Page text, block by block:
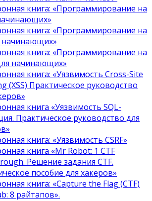
книга: «Программирование на
книга: «Программирование на
начинающих»
книга: «Программирование на
начинающих»
книга: «Уязвимость Cross-Site
(XSS) Практическое руководство
книга «Уязвимость SQL-
Практическое руководство для
книга: «Уязвимость CSRF»
книга «Mr Robot: 1 CTF
Решение задания CTF.
пособие для хакеров»
книга: «Capture the Flag (CTF)
8 райтапов».